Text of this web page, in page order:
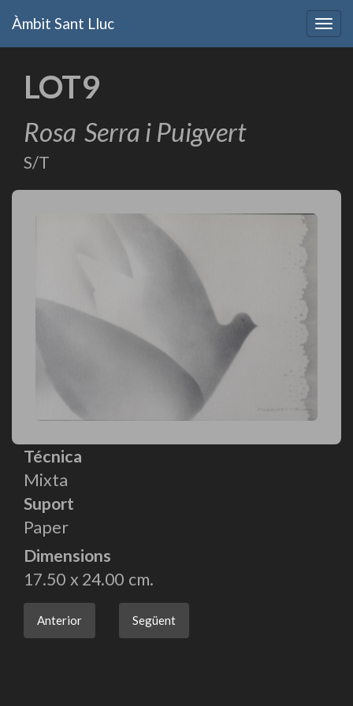
Àmbit Sant Lluc
LOT9
Rosa Serra i Puigvert
S/T
Técnica
Mixta
Suport
Paper
Dimensions
17.50
24.00
Anterior Següent